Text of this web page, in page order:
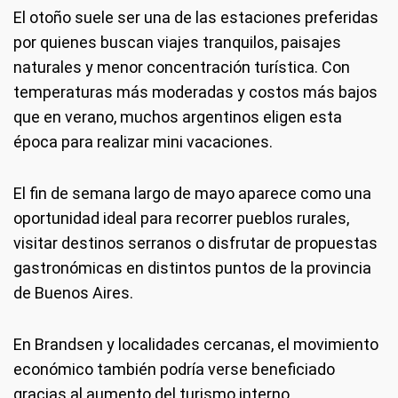
El otoño suele ser una de las estaciones preferidas
por quienes buscan viajes tranquilos, paisajes
naturales y menor concentración turística. Con
temperaturas más moderadas y costos más bajos
que en verano, muchos argentinos eligen esta
época para realizar mini vacaciones.
El fin de semana largo de mayo aparece como una
oportunidad ideal para recorrer pueblos rurales,
visitar destinos serranos o disfrutar de propuestas
gastronómicas en distintos puntos de la provincia
de Buenos Aires.
En Brandsen y localidades cercanas, el movimiento
económico también podría verse beneficiado